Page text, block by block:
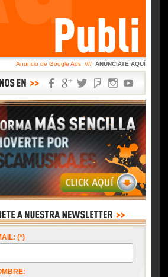
Anuncio de Google Ads //// ANÚNCIATE AQUÍ
(*)